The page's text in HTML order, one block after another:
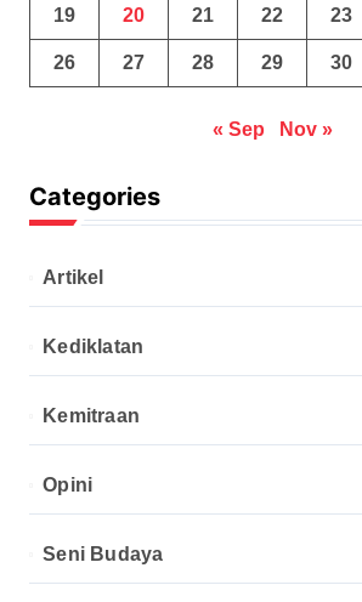
19 20 21 22 23
26 27 28 29 30
« Sep Nov »
Categories
Artikel
Kediklatan
Kemitraan
Opini
Seni Budaya